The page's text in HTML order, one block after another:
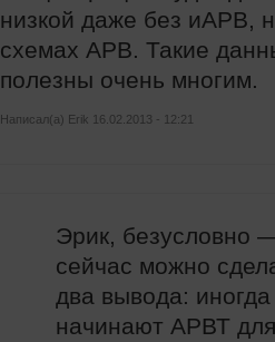
низкой даже без иАРВ,
схемах АРВ. Такие
полезны очень многим.
Написал(а) Erik 16.02.2013 - 12:21
Эрик, безусловно
сейчас можно
два вывода:
начинают АРВТ